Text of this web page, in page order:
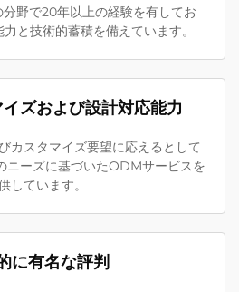
野で20年以上の経験を有してお
と技術的蓄積を備えています。
ズおよび設計対応能力
カスタマイズ要望に応えるとして
ニーズに基づいたODMサービスを
しています。
に有名な評判